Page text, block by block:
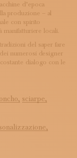
d’epoca
produzione – al
con spirito
manifatturiere locali.
del saper fare
numerosi designer
dialogo con le
sciarpe,